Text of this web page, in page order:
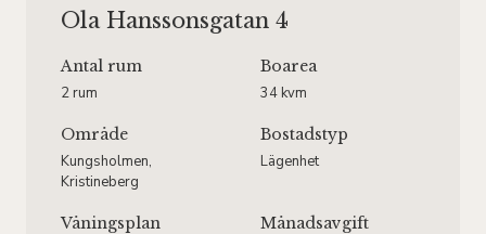
Ola Hanssonsgatan 4
Antal rum
2 rum
Boarea
34 kvm
Område
Kungsholmen,
Kristineberg
Bostadstyp
Lägenhet
Våningsplan
Månadsavgift